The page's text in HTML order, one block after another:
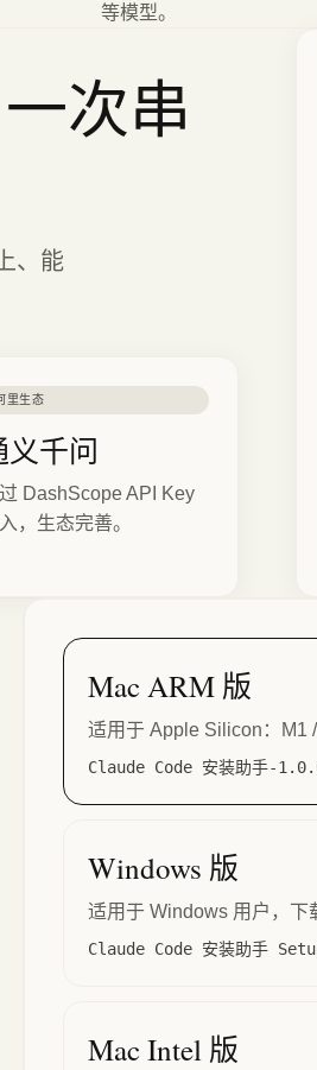
等模型。
次串
、能
里生态
义千问
DashScope API Key
，生态完善。
Mac ARM 版
适用于 Apple Silicon：M1 /
Claude Code 安装助手-
Windows 版
适用于 Windows 用户，下
Claude Code 安装助手
Mac Intel 版